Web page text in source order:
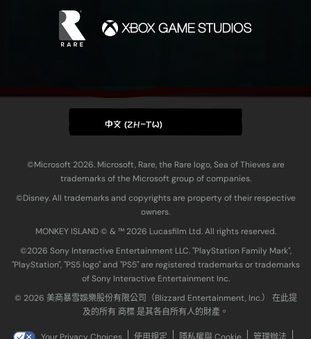
中文 (ZH-TW)
©Microsoft 2026. Microsoft, Rare, the Rare logo, Sea of Thieves are
trademarks of the Microsoft group of companies.
©Disney. All trademarks and copyrights are property of their respective
owners.
MONKEY ISLAND © & ™ 20‍26 Lucasfilm Ltd. All rights reserved.
©2026 Sony Interactive Entertainment LLC. "PlayStation Family Mark",
"PlayStation", "PS5 logo" and "PS5" are registered trademarks or trademarks
of Sony Interactive Entertainment Inc.
© 2026 美商暴雪娛樂股份有限公司（Blizzard Entertainment, Inc.） 在此提
及的所有 商標 是其各自所有人的財產。
Your Privacy Choices 使用規定 隱私權與 Cookie 管理辦法